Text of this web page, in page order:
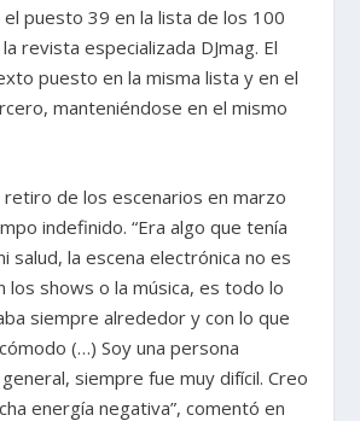
puesto 39 en la lista de los 100
revista especializada DJmag. El
puesto en la misma lista y en el
manteniéndose en el mismo
retiro de los escenarios en marzo
indefinido. “Era algo que tenía
salud, la escena electrónica no es
los shows o la música, es todo lo
siempre alrededor y con lo que
(…) Soy una persona
siempre fue muy difícil. Creo
energía negativa”, comentó en